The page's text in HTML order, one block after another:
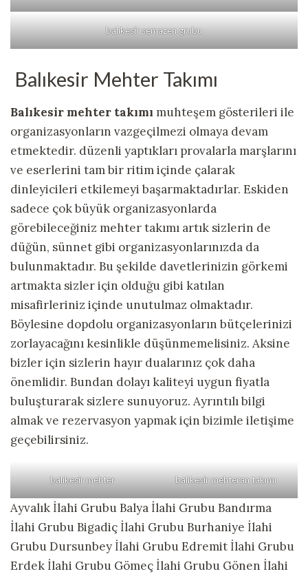
balıkesir semazen grubu
Balıkesir Mehter Takımı
Balıkesir mehter takımı muhteşem gösterileri ile
organizasyonların vazgeçilmezi olmaya devam
etmektedir. düzenli yaptıkları provalarla marşlarını
ve eserlerini tam bir ritim içinde çalarak
dinleyicileri etkilemeyi başarmaktadırlar. Eskiden
sadece çok büyük organizasyonlarda
görebileceğiniz mehter takımı artık sizlerin de
düğün, sünnet gibi organizasyonlarınızda da
bulunmaktadır. Bu şekilde davetlerinizin görkemi
artmakta sizler için olduğu gibi katılan
misafirleriniz içinde unutulmaz olmaktadır.
Böylesine dopdolu organizasyonların bütçelerinizi
zorlayacağını kesinlikle düşünmemelisiniz. Aksine
bizler için sizlerin hayır dualarınız çok daha
önemlidir. Bundan dolayı kaliteyi uygun fiyatla
buluşturarak sizlere sunuyoruz. Ayrıntılı bilgi
almak ve rezervasyon yapmak için bizimle iletişime
geçebilirsiniz.
balıkesir mehter balıkesir mehteran takımı
Ayvalık İlahi Grubu Balya İlahi Grubu Bandırma
İlahi Grubu Bigadiç İlahi Grubu Burhaniye İlahi
Grubu Dursunbey İlahi Grubu Edremit İlahi Grubu
Erdek İlahi Grubu Gömeç İlahi Grubu Gönen İlahi